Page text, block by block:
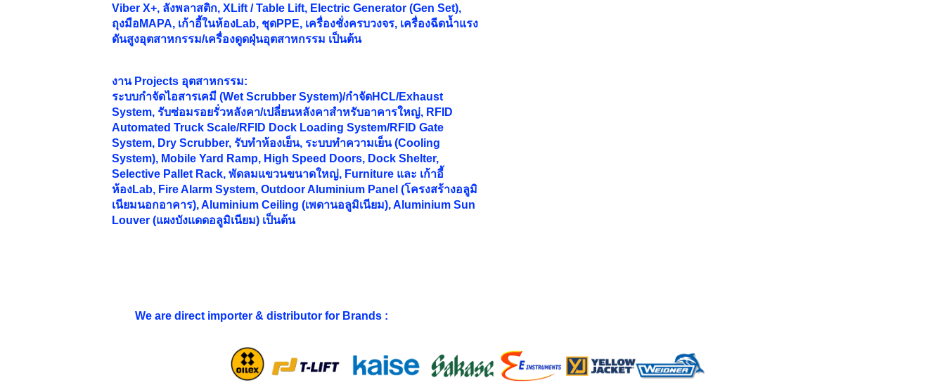
Viber X+, ลังพลาสติก, XLift / Table Lift, Electric Generator (Gen Set),
ถุงมือMAPA, เก้าอี้ในห้องLab, ชุดPPE, เครื่องชั่งครบวงจร, เครื่องฉีดน้ำแรง
ดันสูงอุตสาหกรรม/เครื่องดูดฝุ่นอุตสาหกรรม เป็นต้น
งาน Projects อุตสาหกรรม:
ระบบกำจัดไอสารเคมี (Wet Scrubber System)/กำจัดHCL/Exhaust
System, รับซ่อมรอยรั่วหลังคา/เปลี่ยนหลังคาสำหรับอาคารใหญ่, RFID
Automated Truck Scale/RFID Dock Loading System/RFID Gate
System, Dry Scrubber, รับทำห้องเย็น, ระบบทำความเย็น (Cooling
System), Mobile Yard Ramp, High Speed Doors, Dock Shelter,
Selective Pallet Rack, พัดลมแขวนขนาดใหญ่, Furniture และ เก้าอี้
ห้องLab, Fire Alarm System, Outdoor Aluminium Panel (โครงสร้างอลูมิ
เนียมนอกอาคาร), Aluminium Ceiling (เพดานอลูมิเนียม), Aluminium Sun
Louver (แผงบังแดดอลูมิเนียม) เป็นต้น
We are direct importer & distributor for Brands :